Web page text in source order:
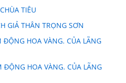
TIÊU
GIẢ THÂN TRỌNG SƠN
ĐỘNG HOA VÀNG. CỦA LÃNG
ĐỘNG HOA VÀNG. CỦA LÃNG